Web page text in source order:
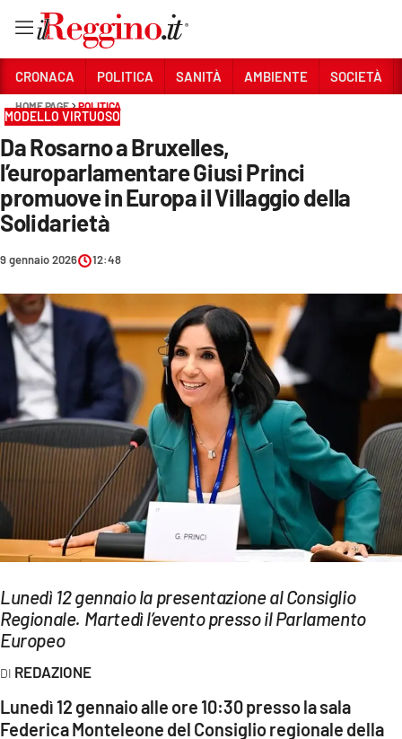
Sezioni
CRONACA
POLITICA
SANITÀ
AMBIENTE
SOCIETÀ
CULTURA
ECONOMIA E LAVORO
EVENTI
SPORT
Streaming
LAC TV
LAC ONAIR
LaC
LACPLAY.IT
CRONACA POLITICA SANITÀ AMBIENTE SOCIETÀ
HOME PAGE POLITICA
MODELLO VIRTUOSO
Da Rosarno a Bruxelles,
l’europarlamentare Giusi Princi
promuove in Europa il Villaggio della
Solidarietà
9 gennaio 2026 12:48
Lunedì 12 gennaio la presentazione al Consiglio
Regionale. Martedì l’evento presso il Parlamento
Europeo
REDAZIONE
Lunedì 12 gennaio alle ore 10:30 presso la sala
Federica Monteleone del Consiglio regionale della